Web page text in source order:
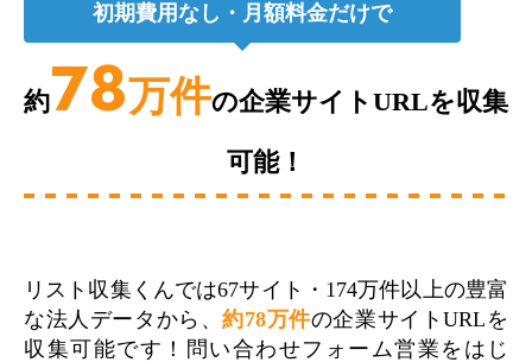
初期費用なし・月額料金だけで
約78万件の企業サイトURLを収集
可能！
リスト収集くんでは67サイト・174万件以上の豊富
な法人データから、約78万件の企業サイトURLを
収集可能です！問い合わせフォーム営業をはじ